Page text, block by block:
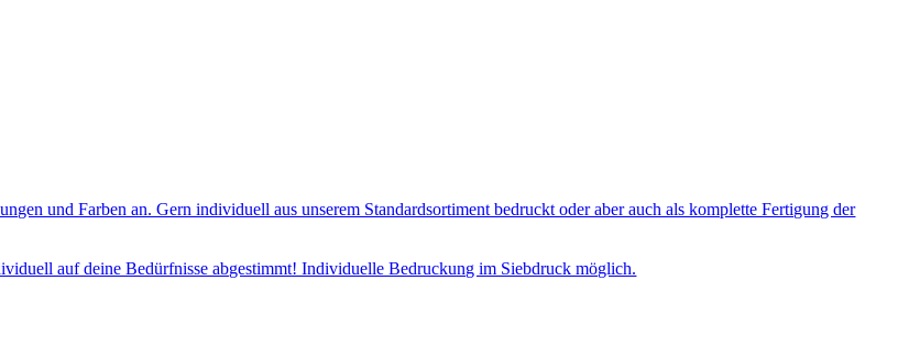
und Farben an. Gern individuell aus unserem Standardsortiment bedruckt oder aber auch als komplette Fertigung der
auf deine Bedürfnisse abgestimmt! Individuelle Bedruckung im Siebdruck möglich.